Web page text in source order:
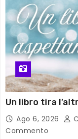
Un libro tira
Ago 6, 2026
Commento